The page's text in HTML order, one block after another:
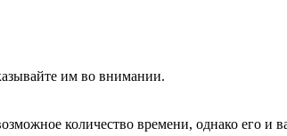
им во внимании.
количество времени, однако его и